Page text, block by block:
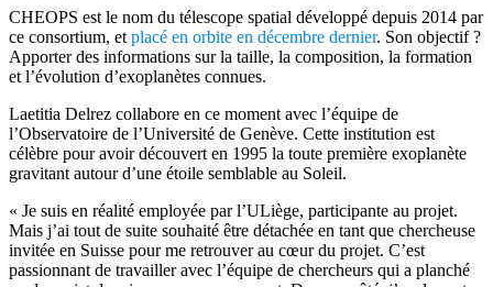
CHEOPS est le nom du télescope spatial développé depuis 2014 par
ce consortium, et placé en orbite en décembre dernier. Son objectif ?
Apporter des informations sur la taille, la composition, la formation
et l’évolution d’exoplanètes connues.
Laetitia Delrez collabore en ce moment avec l’équipe de
l’Observatoire de l’Université de Genève. Cette institution est
célèbre pour avoir découvert en 1995 la toute première exoplanète
gravitant autour d’une étoile semblable au Soleil.
« Je suis en réalité employée par l’ULiège, participante au projet.
Mais j’ai tout de suite souhaité être détachée en tant que chercheuse
invitée en Suisse pour me retrouver au cœur du projet. C’est
passionnant de travailler avec l’équipe de chercheurs qui a planché